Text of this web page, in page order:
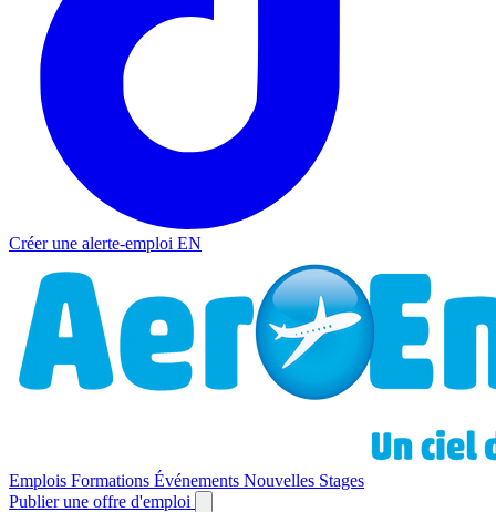
Créer une alerte-emploi EN
Emplois Formations Événements Nouvelles Stages
Publier une offre d'emploi